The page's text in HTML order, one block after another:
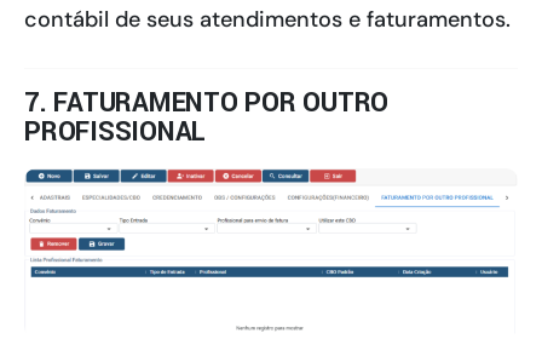
contábil de seus atendimentos e faturamentos.
7. FATURAMENTO POR OUTRO
PROFISSIONAL